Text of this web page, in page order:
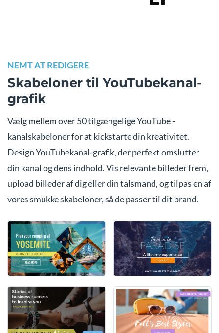
NEMT AT REDIGERE
Skabeloner til YouTubekanal-
grafik
Vælg mellem over 50 tilgængelige YouTube -
kanalskabeloner for at kickstarte din kreativitet.
Design YouTubekanal-grafik, der perfekt omslutter
din kanal og dens indhold. Vis relevante billeder frem,
upload billeder af dig eller din talsmand, og tilpas en af
vores smukke skabeloner, så de passer til dit brand.